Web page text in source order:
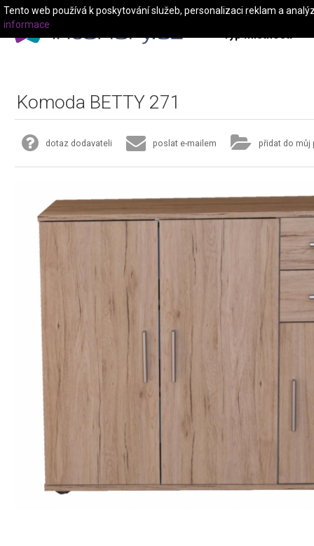
Typ místnosti
Komoda BETTY 271
dotaz dodavateli poslat e-mailem přidat do můj
Tento web používá k poskytování služeb, personalizaci reklam a
informace